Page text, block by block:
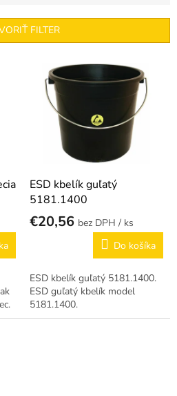
FILTER
ESD kbelík guľatý
5181.1400
€20,56
/ ks
Do košíka
ESD kbelík guľatý 5181.1400.
ESD guľatý kbelík model
5181.1400.